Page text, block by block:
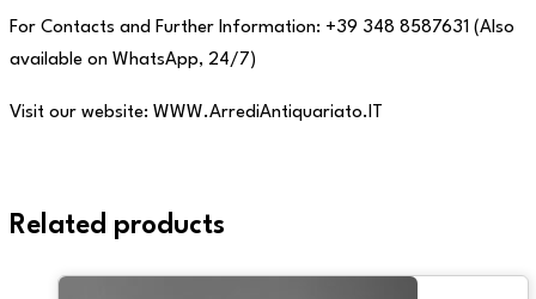
For Contacts and Further Information: +39 348 8587631 (Also
available on WhatsApp, 24/7)
Visit our website: WWW.ArrediAntiquariato.IT
Related products